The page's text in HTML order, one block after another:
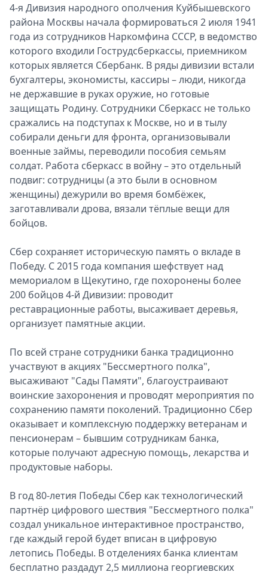
4-я Дивизия народного ополчения Куйбышевского
района Москвы начала формироваться 2 июля 1941
года из сотрудников Наркомфина СССР, в ведомство
которого входили Гострудсберкассы, приемником
которых является Сбербанк. В ряды дивизии встали
бухгалтеры, экономисты, кассиры – люди, никогда
не державшие в руках оружие, но готовые
защищать Родину. Сотрудники Сберкасс не только
сражались на подступах к Москве, но и в тылу
собирали деньги для фронта, организовывали
военные займы, переводили пособия семьям
солдат. Работа сберкасс в войну – это отдельный
подвиг: сотрудницы (а это были в основном
женщины) дежурили во время бомбёжек,
заготавливали дрова, вязали тёплые вещи для
бойцов.
Сбер сохраняет историческую память о вкладе в
Победу. С 2015 года компания шефствует над
мемориалом в Щекутино, где похоронены более
200 бойцов 4-й Дивизии: проводит
реставрационные работы, высаживает деревья,
организует памятные акции.
По всей стране сотрудники банка традиционно
участвуют в акциях "Бессмертного полка",
высаживают "Сады Памяти", благоустраивают
воинские захоронения и проводят мероприятия по
сохранению памяти поколений. Традиционно Сбер
оказывает и комплексную поддержку ветеранам и
пенсионерам – бывшим сотрудникам банка,
которые получают адресную помощь, лекарства и
продуктовые наборы.
В год 80-летия Победы Сбер как технологический
партнёр цифрового шествия "Бессмертного полка"
создал уникальное интерактивное пространство,
где каждый герой будет вписан в цифровую
летопись Победы. В отделениях банка клиентам
бесплатно раздадут 2,5 миллиона георгиевских